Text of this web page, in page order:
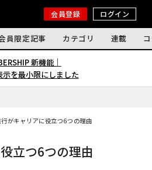
会員登録 ログイン
員限定記事 カテゴリ 連載
新機能｜
を最小限にしました
がキャリアに役立つ6つの理由
立つ6つの理由